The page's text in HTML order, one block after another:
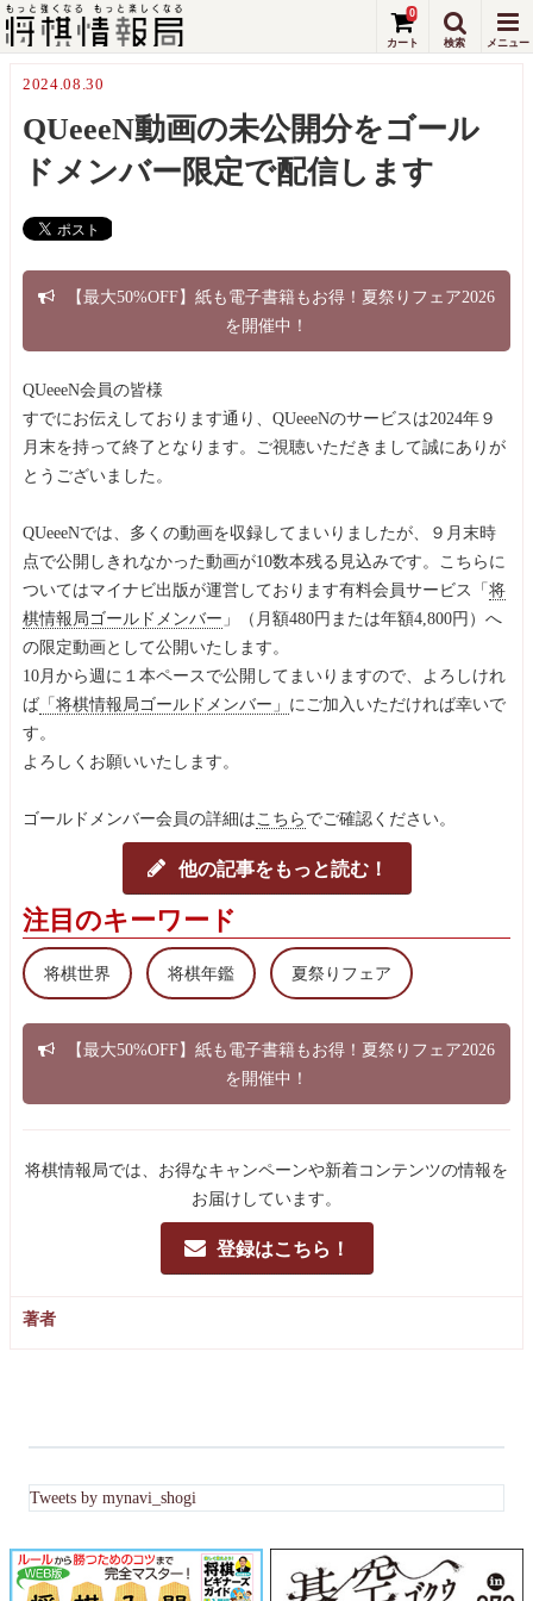
0
2024.08.30
QUeeeN動画の未公開分をゴール
ドメンバー限定で配信します
【最大50%OFF】紙も電子書籍もお得！夏祭りフェア2026
を開催中！
QUeeeN会員の皆様
すでにお伝えしております通り、QUeeeNのサービスは2024年９
月末を持って終了となります。ご視聴いただきまして誠にありが
とうございました。
QUeeeNでは、多くの動画を収録してまいりましたが、９月末時
点で公開しきれなかった動画が10数本残る見込みです。こちらに
ついてはマイナビ出版が運営しております有料会員サービス「将
棋情報局ゴールドメンバー 」（月額480円または年額4,800円）へ
の限定動画として公開いたします。
10月から週に１本ペースで公開してまいりますので、よろしけれ
ば 「将棋情報局ゴールドメンバー」 にご加入いただければ幸いで
す。
よろしくお願いいたします。
ゴールドメンバー会員の詳細はこちらでご確認ください。
他の記事をもっと読む！
注目のキーワード
将棋世界 将棋年鑑 夏祭りフェア
【最大50%OFF】紙も電子書籍もお得！夏祭りフェア2026
を開催中！
将棋情報局では、お得なキャンペーンや新着コンテンツの情報を
お届けしています。
登録はこちら！
著者
Tweets by mynavi_shogi